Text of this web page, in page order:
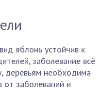
яблонь устойчив к
заболевание всё
деревьям необходима
от заболеваний и